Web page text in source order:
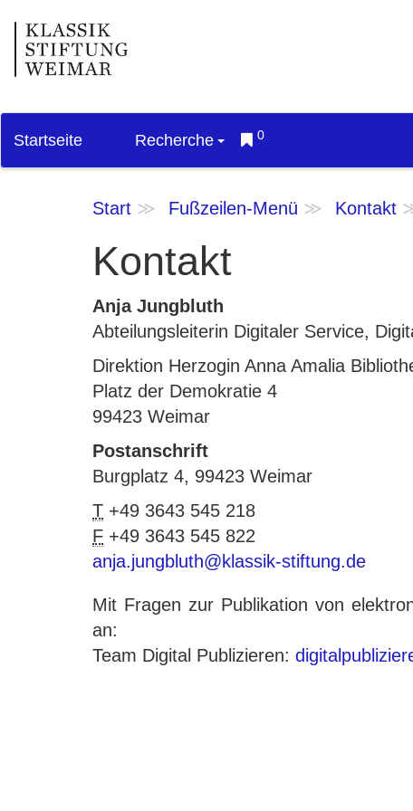
Startseite Recherche 0
Start Fußzeilen-Menü Kontakt
Kontakt
Anja Jungbluth
Abteilungsleiterin Digitaler Service,
Direktion Herzogin Anna Amalia
Platz der Demokratie 4
99423 Weimar
Postanschrift
Burgplatz 4, 99423 Weimar
T +49 3643 545 218
F +49 3643 545 822
anja.jungbluth@klassik-stiftung.de
Mit Fragen zur Publikation von
an:
Team Digital Publizieren: